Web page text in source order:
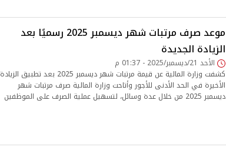
موعد صرف مرتبات شهر ديسمبر 2025 رسميًا بعد
الزيادة الجديدة
الأحد 21/ديسمبر/2025 - 01:37 م
كشفت وزارة المالية عن قيمة مرتبات شهر ديسمبر 2025 بعد تطبيق الزيادة
الأخيرة في الحد الأدنى للأجور وأتاحت وزارة المالية صرف مرتبات شهر
ديسمبر 2025 من خلال عدة وسائل، لتسهيل عملية الصرف على الموظفين